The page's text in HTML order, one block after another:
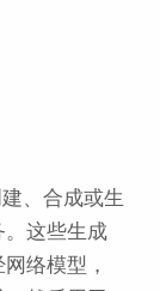
、合成或生
这些生成
络模型，